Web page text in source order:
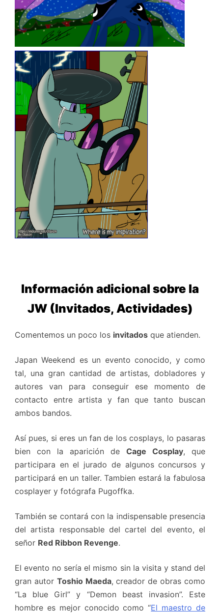
Información adicional sobre la
JW (Invitados, Actividades)
Comentemos un poco los invitados que atienden.
Japan Weekend es un evento conocido, y como
tal, una gran cantidad de artistas, dobladores y
autores van para conseguir ese momento de
contacto entre artista y fan que tanto buscan
ambos bandos.
Así pues, si eres un fan de los cosplays, lo pasaras
bien con la aparición de Cage Cosplay, que
participara en el jurado de algunos concursos y
participará en un taller. Tambien estará la fabulosa
cosplayer y fotógrafa Pugoffka.
También se contará con la indispensable presencia
del artista responsable del cartel del evento, el
señor Red Ribbon Revenge.
El evento no sería el mismo sin la visita y stand del
gran autor Toshio Maeda, creador de obras como
“La blue Girl” y “Demon beast invasion”. Este
hombre es mejor conocido como “El maestro de